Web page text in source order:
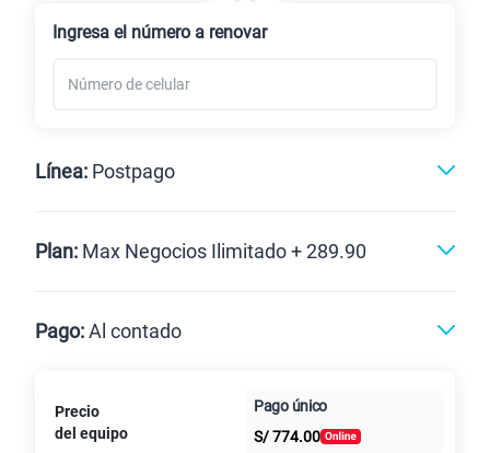
Ingresa el número a renovar
Línea: Postpago
Plan: Max Negocios Ilimitado + 289.90
Paga solo
125GBen alta velocidad
S/
Pago:Al contado
Al contado Cuotas Claro
intereses
Precio
del equipo
Pago único
S/774.00